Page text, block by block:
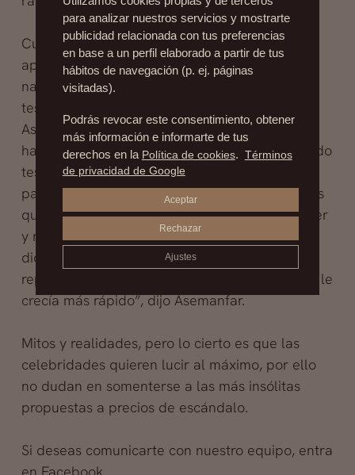
Cuando se trata del pelo, el local The Broot
aplica un tratamiento para cabello totalmente
natural que tiene un ingrediente secreto:
testículos de toro. Su propietaria Samira
Asemanfar dijo que las familias persas los
habían utilizado durante generaciones, cociendo
testículos comprados en una carnicería local
para extraer un caldo de proteínas y hormonas
que se añade a los tratamientos para fortalecer
y reparar el cabello. “Los clientes nos han
dicho que sentían el cabello más grueso, más
reparado, más fortificado. Una clienta dijo que le
crecía más rápido”, dijo Asemanfar.
Mitos y realidades, pero lo cierto es que las
celebridades quieren lucir al máximo, por ello
no dudan en somenterse a las más insólitas
propuestas a precios de escándalo.
Si deseas comunicarte con nuestro equipo, entra
para analizar nuestros servicios y mostrarte
publicidad relacionada con tus preferencias
en base a un perfil elaborado a partir de tus
hábitos de navegación (p. ej. páginas
visitadas).
Podrás revocar este consentimiento, obtener
más información e informarte de tus
derechos en la Política de cookies. Términos
de privacidad de Google
Aceptar
Rechazar
Ajustes